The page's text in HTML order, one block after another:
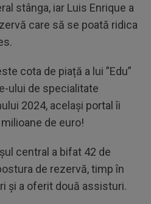
stânga, iar Luis Enrique a
care să se poată ridica
cota de piață a lui ”Edu”
ului de specialitate
2024, același portal îi
de euro!
central a bifat 42 de
de rezervă, timp în
și a oferit două assisturi.